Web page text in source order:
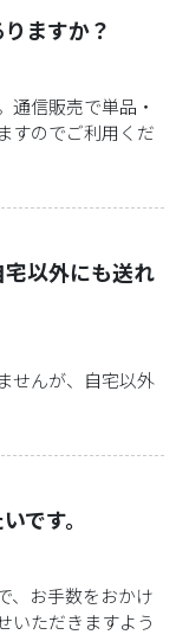
ますか？
通信販売で単品・
すのでご利用くだ
以外にも送れ
せんが、自宅以外
です。
、お手数をおかけ
いただきますよう